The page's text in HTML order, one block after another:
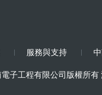
服務與支持
子工程有限公司版權所有